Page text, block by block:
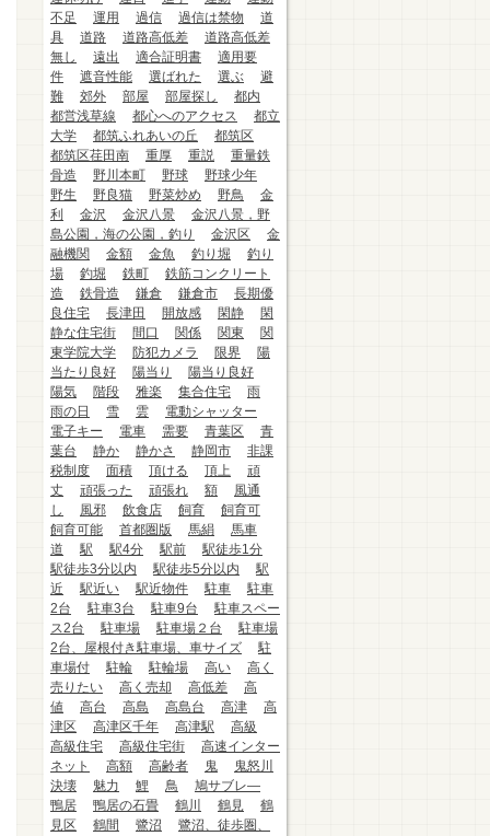
不足
運用 過信 過信は禁物
道
具
道路 道路高低差
道路高低差
無し
遠出 適合証明書
適用要
件
遮音性能 選ばれた 選ぶ
避
難
郊外 部屋 部屋探し
都内
都営浅草線
都心へのアクセス
都立
大学
都筑ふれあいの丘
都筑区
都筑区荏田南
重厚 重説
重量鉄
骨造
野川本町 野球
野球少年
野生
野良猫 野菜炒め 野鳥
金
利
金沢 金沢八景
金沢八景，野
島公園，海の公園，釣り
金沢区
金
融機関
金額 金魚 釣り堀
釣り
場
釣堀 鉄町
鉄筋コンクリート
造
鉄骨造 鎌倉 鎌倉市
長期優
良住宅
長津田 開放感 閑静
閑
静な住宅街
間口 関係 関東
関
東学院大学
防犯カメラ 限界
陽
当たり良好
陽当り
陽当り良好
陽気
階段 雅楽 集合住宅
雨
雨の日
雪 雲
電動シャッター
電子キー
電車 需要 青葉区
青
葉台
静か 静かさ 静岡市
非課
税制度
面積 頂ける 頂上
頑
丈
頑張った 頑張れ 額
風通
し
風邪 飲食店 飼育
飼育可
飼育可能
首都圏版 馬絹
馬車
道
駅 駅4分 駅前
駅徒歩1分
駅徒歩3分以内
駅徒歩5分以内
駅
近
駅近い 駅近物件 駐車
駐車
2台
駐車3台 駐車9台
駐車スペー
ス2台
駐車場 駐車場２台
駐車場
2台、屋根付き駐車場、車サイズ
駐
車場付
駐輪 駐輪場 高い
高く
売りたい
高く売却 高低差
高
値
高台 高島 高島台 高津
高
津区
高津区千年 高津駅
高級
高級住宅
高級住宅街
高速インター
ネット
高額 高齢者 鬼
鬼怒川
決壊
魅力 鯉 鳥
鳩サブレ―
鴨居
鴨居の石畳 鶴川 鶴見
鶴
見区
鶴間 鷺沼
鷺沼、徒歩圏、